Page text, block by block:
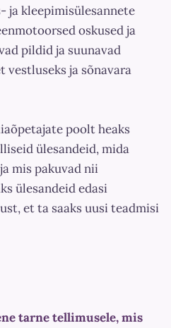
ja kleepimisülesannete
oskused ja
pildid ja suunavad
vestluseks ja sõnavara
poolt heaks
ülesandeid, mida
mis pakuvad nii
ülesandeid edasi
et ta saaks uusi teadmisi
tarne tellimusele, mis